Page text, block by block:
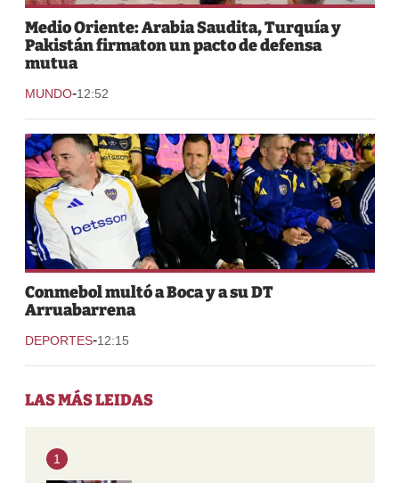
Medio Oriente: Arabia Saudita, Turquía y
Pakistán firmaton un pacto de defensa
mutua
MUNDO-12:52
Conmebol multó a Boca y a su DT
Arruabarrena
DEPORTES-12:15
LAS MÁS LEIDAS
1